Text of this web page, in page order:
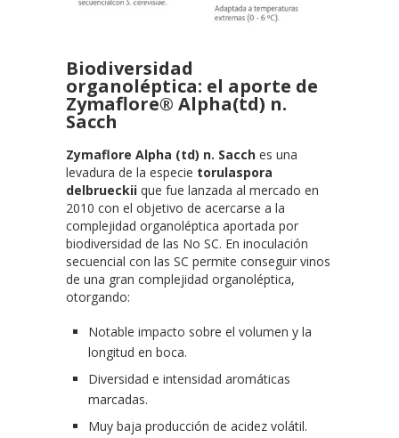
Biodiversidad
organoléptica: el aporte de
Zymaflore® Alpha(td) n.
Sacch
Zymaflore Alpha (td) n. Sacch es una
levadura de la especie torulaspora
delbrueckii que fue lanzada al mercado en
2010 con el objetivo de acercarse a la
complejidad organoléptica aportada por
biodiversidad de las No SC. En inoculación
secuencial con las SC permite conseguir vinos
de una gran complejidad organoléptica,
otorgando:
Notable impacto sobre el volumen y la
longitud en boca.
Diversidad e intensidad aromáticas
marcadas.
Muy baja producción de acidez volátil.